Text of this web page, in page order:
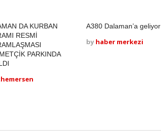
DA KURBAN
RESMİ
PARKINDA
A380 Dalaman’a geliyor
by haber merkezi